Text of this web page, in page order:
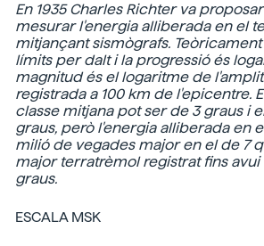
En 1935 Charles Richter va
mesurar l'energia alliberada en el
mitjançant sismògrafs.
límits per dalt i la progressió és
magnitud és el logaritme de
registrada a 100 km de l'epicentre.
classe mitjana pot ser de 3 graus i
graus, però l'energia alliberada en
milió de vegades major en el de 7
major terratrèmol registrat fins avui
graus.
ESCALA MSK